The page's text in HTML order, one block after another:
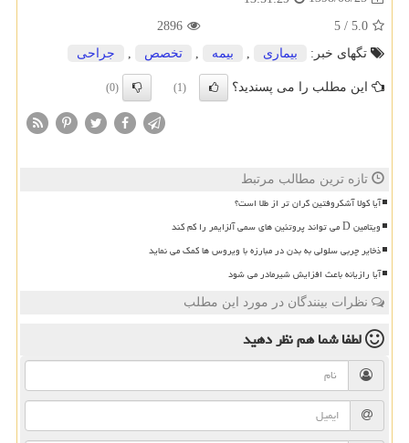
5.0
/
5
2896
تگهای خبر:
بیماری بیمه تخصص جراحی
این مطلب را می پسندید؟ (1)
(0)
تازه ترین مطالب مرتبط
آیا کولا آشکروفتین گران تر از طلا است؟
ویتامین D می تواند پروتئین های سمی آلزایمر را کم کند
ذخایر چربی سلولی به بدن در مبارزه با ویروس ها کمک می نماید
آیا رازیانه باعث افزایش شیرمادر می شود
نظرات بینندگان در مورد این مطلب
لطفا شما همنظر دهید